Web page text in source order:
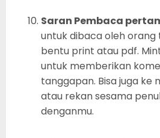
Saran Pembaca
untuk dibaca oleh
bentu print atau pdf.
untuk memberikan
tanggapan. Bisa juga ke
atau rekan sesama
denganmu.